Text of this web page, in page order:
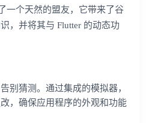
一个天然的盟友，它带来了谷
，并将其与 Flutter 的动态功
别猜测。通过集成的模拟器，
，确保应用程序的外观和功能